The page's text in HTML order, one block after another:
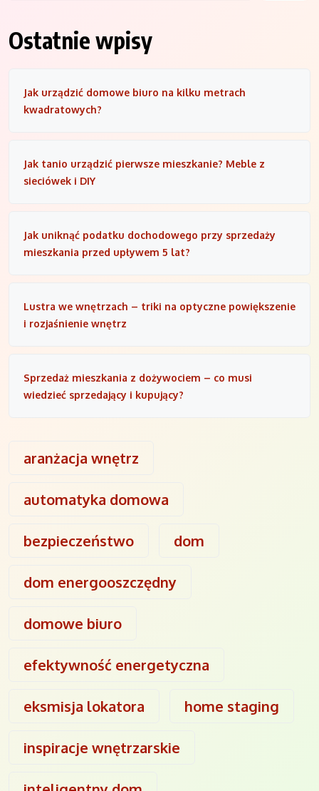
Ostatnie wpisy
Jak urządzić domowe biuro na kilku metrach
kwadratowych?
Jak tanio urządzić pierwsze mieszkanie? Meble z
sieciówek i DIY
Jak uniknąć podatku dochodowego przy sprzedaży
mieszkania przed upływem 5 lat?
Lustra we wnętrzach – triki na optyczne powiększenie
i rozjaśnienie wnętrz
Sprzedaż mieszkania z dożywociem – co musi
wiedzieć sprzedający i kupujący?
aranżacja wnętrz
automatyka domowa
bezpieczeństwo dom
dom energooszczędny
domowe biuro
efektywność energetyczna
eksmisja lokatora home staging
inspiracje wnętrzarskie